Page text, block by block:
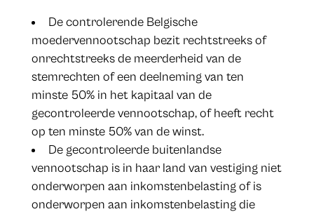
De controlerende Belgische
moedervennootschap bezit rechtstreeks of
onrechtstreeks de meerderheid van de
stemrechten of een deelneming van ten
minste 50% in het kapitaal van de
gecontroleerde vennootschap, of heeft recht
op ten minste 50% van de winst.
De gecontroleerde buitenlandse
vennootschap is in haar land van vestiging niet
onderworpen aan inkomstenbelasting of is
onderworpen aan inkomstenbelasting die